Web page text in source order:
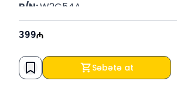
P/N: W2G54A
399
Səbətə at